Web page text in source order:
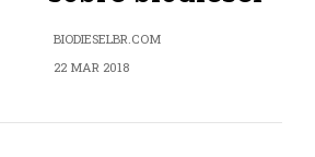
BIODIESELBR.COM
22 MAR 2018